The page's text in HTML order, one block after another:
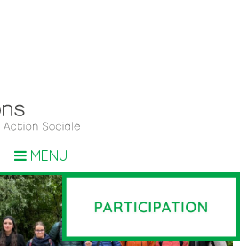
MENU